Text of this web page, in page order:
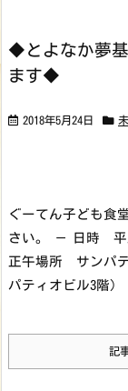
◆とよなか夢
ます◆
2018年5月24日
ぐーてん子ども食
さい。 — 日時 平
正午場所 サン
パティオビル3
記